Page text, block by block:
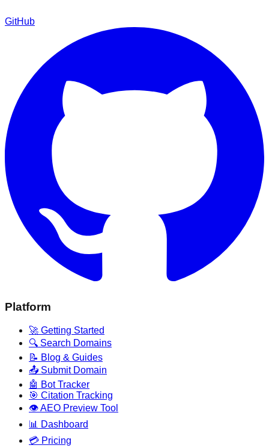
GitHub
Platform
🚀 Getting Started
🔍 Search Domains
📝 Blog & Guides
📤 Submit Domain
🤖 Bot Tracker
🎯 Citation Tracking
👁️ AEO Preview Tool
📊 Dashboard
💳 Pricing